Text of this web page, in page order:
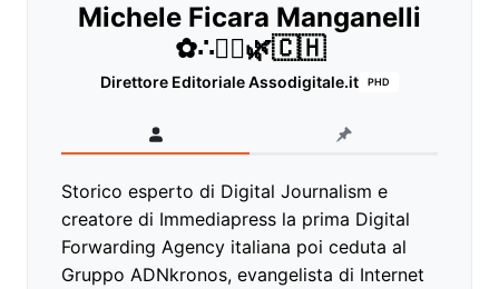
Michele Ficara Manganelli
✿∴♛🌿🇨🇭
Direttore Editoriale Assodigitale.it PHD
Storico esperto di Digital Journalism e
creatore di Immediapress la prima Digital
Forwarding Agency italiana poi ceduta al
Gruppo ADNkronos, evangelista di Internet